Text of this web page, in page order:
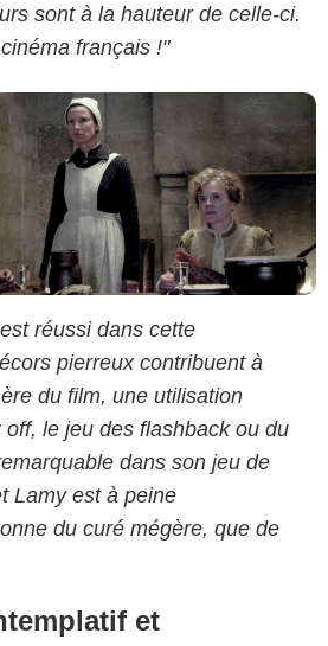
sont à la hauteur de celle-ci.
français !"
réussi dans cette
pierreux contribuent à
du film, une utilisation
le jeu des flashback ou du
dans son jeu de
Lamy est à peine
du curé mégère, que de
et